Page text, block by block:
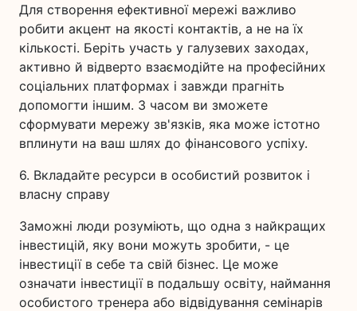
Для створення ефективної мережі важливо
робити акцент на якості контактів, а не на їх
кількості. Беріть участь у галузевих заходах,
активно й відверто взаємодійте на професійних
соціальних платформах і завжди прагніть
допомогти іншим. З часом ви зможете
сформувати мережу зв'язків, яка може істотно
вплинути на ваш шлях до фінансового успіху.
6. Вкладайте ресурси в особистий розвиток і
власну справу
Заможні люди розуміють, що одна з найкращих
інвестицій, яку вони можуть зробити, - це
інвестиції в себе та свій бізнес. Це може
означати інвестиції в подальшу освіту, наймання
особистого тренера або відвідування семінарів